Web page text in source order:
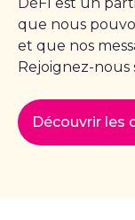
que nous
et que nos
Rejoignez-nous
Découvrir les